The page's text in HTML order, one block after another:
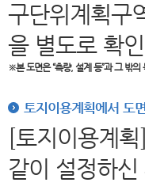
구단위계획구
을 별도로 확
※본 도면은“측량, 설계 등”과 그 밖의
토지이용계획에서 도
[토지이용계
같이 설정하